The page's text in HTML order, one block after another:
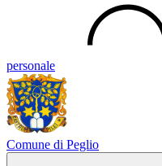
personale
Comune di Peglio